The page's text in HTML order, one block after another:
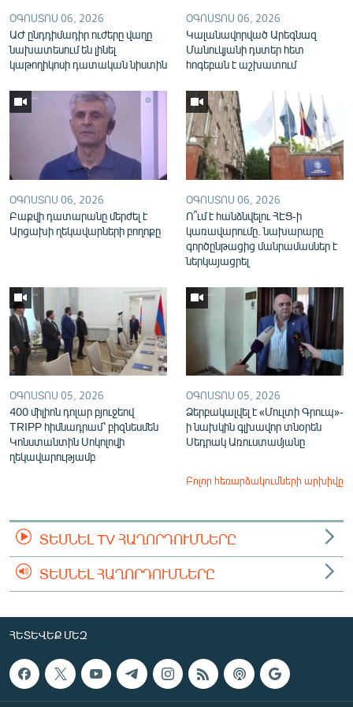
English
Русский
ՕԳՈՍՏՈՍ 06, 2026
ԱԺ ընդդիմադիր ուժերը վաղը
նախատեսում են լինել
կաթողիկոսի դատական նիստին
ՕԳՈՍՏՈՍ 06, 2026
Կալանավորված Արեգնազ
Մանուկյանի դստեր հետ
հոգեբան է աշխատում
ՕԳՈՍՏՈՍ 06, 2026
Բաքվի դատարանը մերժել է
Արցախի ղեկավարների բողոքը
ՕԳՈՍՏՈՍ 06, 2026
Ո՞ւմ է հանձնվելու ՀԷՑ-ի
կառավարումը. նախարարը
գործընթացից մանրամասներ է
ներկայացրել
ՕԳՈՍՏՈՍ 05, 2026
400 միլիոն դոլար բյուջեով
TRIPP հիմնադրամ՝ բիզնեսմեն
Կոնստանտին Սոկոլովի
ղեկավարությամբ
ՕԳՈՍՏՈՍ 05, 2026
Ձերբակալվել է «Մուլտի Գրուպ»-
ի նախկին գլխավոր տնօրեն
Սեդրակ Առուստամյանը
Բոլոր հեռարձակումների արխիվը
ՏԵՍՆԵԼ TV ՀԱՂՈՐԴՈՒՄՆԵՐԸ
ՏԵՍՆԵԼ ՀԱՂՈՐԴՈՒՄՆԵՐԸ
ՀԵՏԵՎԵՔ ՄԵԶ